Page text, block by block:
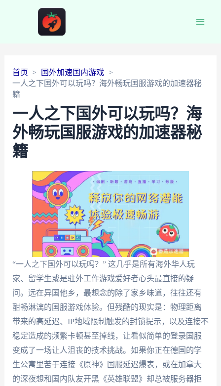
首页
国外加速国内游戏
一人之下国外可以玩吗？海外畅玩国服游戏的加速器秘
籍
一人之下国外可以玩吗？海
外畅玩国服游戏的加速器秘
籍
“一人之下国外可以玩吗？” 这几乎是所有海外华人玩
家、留学生或是驻外工作游戏爱好者心头最直接的疑
问。远在异国他乡，最想念的除了家乡味道，往往还有
酣畅淋漓的国服游戏体验。但残酷的现实是：物理距离
带来的高延迟、IP地域限制触发的封锁提示，以及连接不
稳定造成的频繁卡顿甚至掉线，让看似简单的登录国服
变成了一场让人沮丧的技术挑战。如果你正在德国的学
生公寓里苦于连接《原神》国服延迟爆表，或在加拿大
的深夜想和国内队友开黑《英雄联盟》却总被服务器拒